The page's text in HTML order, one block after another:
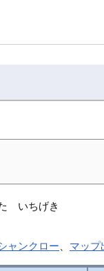
いちげき
ャンクロー マップ